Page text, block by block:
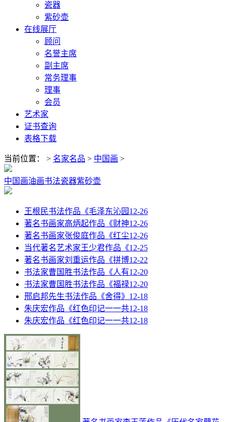
瓷器
紫砂壶
在线展厅
顾问
名誉主席
副主席
常务理事
理事
会员
艺术家
证书查询
表格下载
当前位置： > 名家名品 > 中国画 >
中国画油画书法瓷器紫砂壶
王根民书法作品《毛泽东沁园 12-26
著名书画家高炳起作品《财神12-26
著名书画家张俊庭作品《红尘12-26
当代著名艺术家王少君作品《12-25
著名书画家刘重运作品《拼博12-22
书法家曹国胜书法作品《人有12-20
书法家曹国胜书法作品《福禄12-20
邢启邦先生书法作品《舍得》 12-18
朱庆宏作品《红色印记一一共12-18
朱庆宏作品《红色印记一一共12-18